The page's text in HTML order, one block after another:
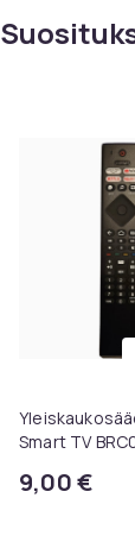
Smart TV
9,00 €